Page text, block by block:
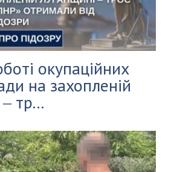
окупаційних
на захопленій
тр...